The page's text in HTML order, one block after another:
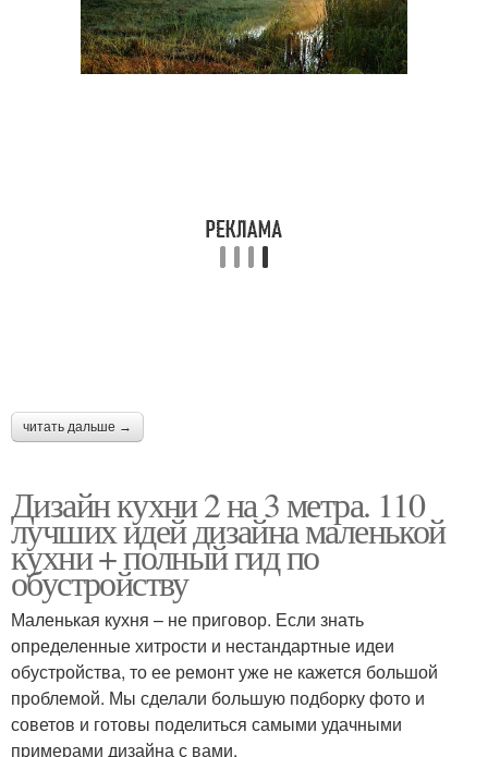
читать дальше →
Дизайн кухни 2 на 3 метра. 110
лучших идей дизайна маленькой
кухни + полный гид по
обустройству
Маленькая кухня – не приговор. Если знать
определенные хитрости и нестандартные идеи
обустройства, то ее ремонт уже не кажется большой
проблемой. Мы сделали большую подборку фото и
советов и готовы поделиться самыми удачными
примерами дизайна с вами.